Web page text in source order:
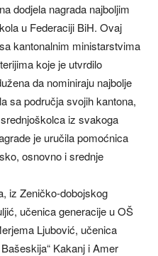
dodjela nagrada najboljim
u Federaciji BiH. Ovaj
kantonalnim ministarstvima
koje je utvrdilo
da nominiraju najbolje
sa područja svojih kantona,
iz svakoga
je uručila pomoćnica
osnovno i srednje
iz Zeničko-dobojskog
učenica generacije u OŠ
Ljubović, učenica
Kakanj i Amer